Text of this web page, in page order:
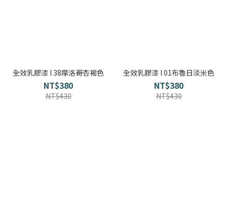
全效乳膠漆 l 38摩洛哥杏褐色
NT$380
NT$430
全效乳膠漆 l 01布魯日淡米色
NT$380
NT$430